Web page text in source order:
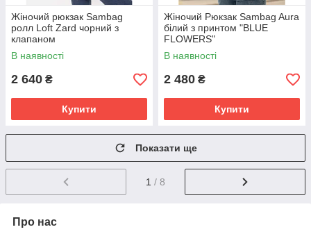
Жіночий рюкзак Sambag
ролл Loft Zard чорний з
клапаном
В наявності
2 640 ₴
Купити
Жіночий Рюкзак Sambag Aura
білий з принтом "BLUE
FLOWERS"
В наявності
2 480 ₴
Купити
Показати ще
1 / 8
Про нас